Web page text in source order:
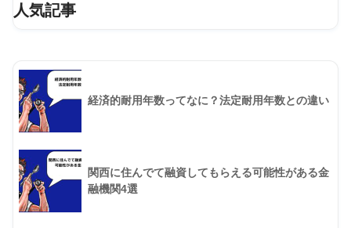
人気記事
経済的耐用年数ってなに？法定耐用年数との違い
関西に住んでて融資してもらえる可能性がある金
融機関4選